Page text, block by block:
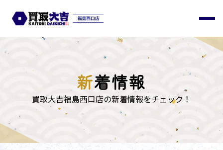
新着情報
買取大吉福島西口店の新着情報をチェック！